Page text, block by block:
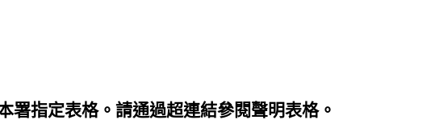
署指定表格。請通過超連結參閱聲明表格。